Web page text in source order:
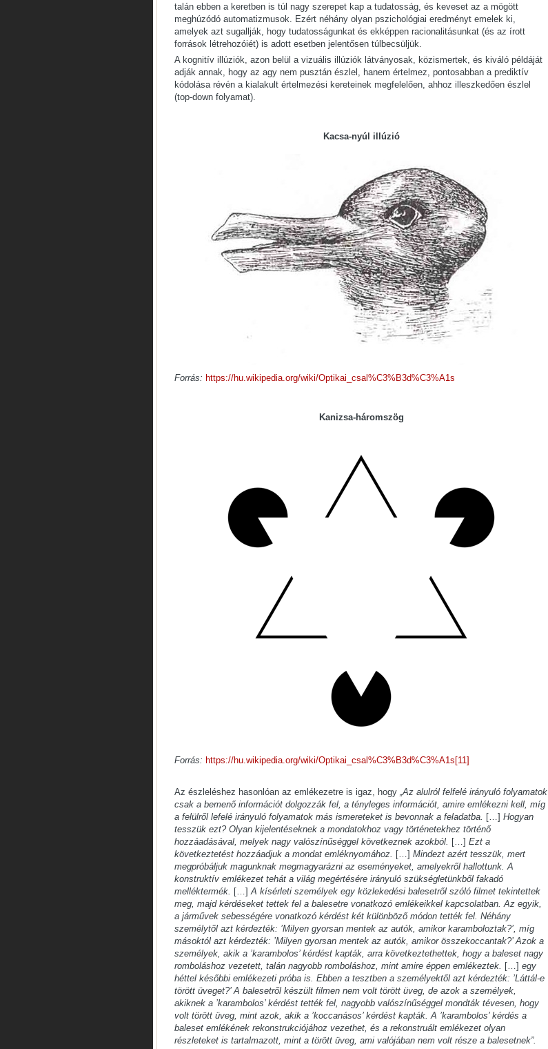
talán ebben a keretben is túl nagy szerepet kap a tudatosság, és keveset az a mögött
meghúzódó automatizmusok. Ezért néhány olyan pszichológiai eredményt emelek ki,
amelyek azt sugallják, hogy tudatosságunkat és ekképpen racionalitásunkat (és az írott
források létrehozóiét) is adott esetben jelentősen túlbecsüljük.
A kognitív illúziók, azon belül a vizuális illúziók látványosak, közismertek, és kiváló példáját
adják annak, hogy az agy nem pusztán észlel, hanem értelmez, pontosabban a prediktív
kódolása révén a kialakult értelmezési kereteinek megfelelően, ahhoz illeszkedően észlel
(top-down folyamat).
Kacsa-nyúl illúzió
Forrás: https://hu.wikipedia.org/wiki/Optikai_csal%C3%B3d%C3%A1s
Kanizsa-háromszög
Forrás: https://hu.wikipedia.org/wiki/Optikai_csal%C3%B3d%C3%A1s [11]
Az észleléshez hasonlóan az emlékezetre is igaz, hogy „Az alulról felfelé irányuló folyamatok
csak a bemenő információt dolgozzák fel, a tényleges információt, amire emlékezni kell, míg
a felülről lefelé irányuló folyamatok más ismereteket is bevonnak a feladatba. […] Hogyan
tesszük ezt? Olyan kijelentéseknek a mondatokhoz vagy történetekhez történő
hozzáadásával, melyek nagy valószínűséggel következnek azokból. […] Ezt a
következtetést hozzáadjuk a mondat emléknyomához. […] Mindezt azért tesszük, mert
megpróbáljuk magunknak megmagyarázni az eseményeket, amelyekről hallottunk. A
konstruktív emlékezet tehát a világ megértésére irányuló szükségletünkből fakadó
melléktermék. […] A kísérleti személyek egy közlekedési balesetről szóló filmet tekintettek
meg, majd kérdéseket tettek fel a balesetre vonatkozó emlékeikkel kapcsolatban. Az egyik,
a járművek sebességére vonatkozó kérdést két különböző módon tették fel. Néhány
személytől azt kérdezték: ’Milyen gyorsan mentek az autók, amikor karamboloztak?’, míg
másoktól azt kérdezték: ’Milyen gyorsan mentek az autók, amikor összekoccantak?’ Azok a
személyek, akik a ’karambolos’ kérdést kapták, arra következtethettek, hogy a baleset nagy
romboláshoz vezetett, talán nagyobb romboláshoz, mint amire éppen emlékeztek. […] egy
héttel későbbi emlékezeti próba is. Ebben a tesztben a személyektől azt kérdezték: ’Láttál-e
törött üveget?’ A balesetről készült filmen nem volt törött üveg, de azok a személyek,
akiknek a ’karambolos’ kérdést tették fel, nagyobb valószínűséggel mondták tévesen, hogy
volt törött üveg, mint azok, akik a ’koccanásos’ kérdést kapták. A ’karambolos’ kérdés a
baleset emlékének rekonstrukciójához vezethet, és a rekonstruált emlékezet olyan
részleteket is tartalmazott, mint a törött üveg, ami valójában nem volt része a balesetnek”.